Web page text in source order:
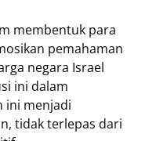
membentuk para
pemahaman
negara Israel
ini dalam
ini menjadi
tidak terlepas dari